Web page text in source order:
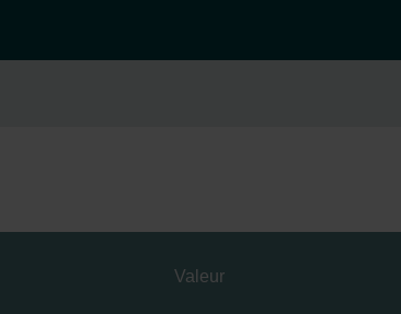
Valeur